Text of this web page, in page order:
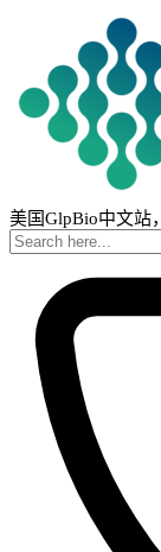
美国GlpBio中文站